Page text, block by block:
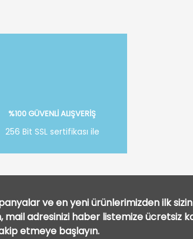
%100 GÜVENLİ ALIŞVERİŞ
256 Bit SSL sertifikası ile
ve en yeni ürünlerimizden ilk
mail adresinizi haber listemize ücretsiz
etmeye başlayın.